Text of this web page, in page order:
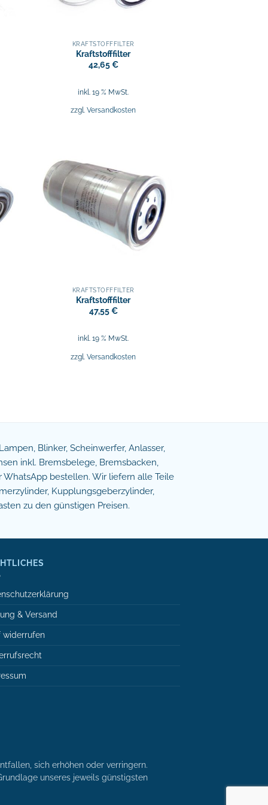
KRAFTSTOFFFILTER
Kraftstofffilter
42,65€
inkl. 19 % MwSt.
zzgl.Versandkosten
KRAFTSTOFFFILTER
Kraftstofffilter
47,55€
inkl. 19 % MwSt.
zzgl.Versandkosten
Blinker, Scheinwerfer, Anlasser,
inkl. Bremsbelege, Bremsbacken,
bestellen. Wir liefern alle Teile
Kupplungsgeberzylinder,
zu den günstigen Preisen.
& Versand
widerrufen
sich erhöhen oder verringern.
unseres jeweils günstigsten